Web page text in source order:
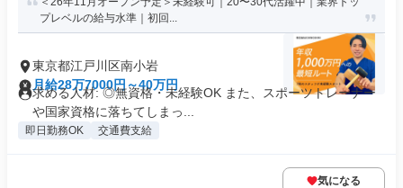
プレベルの給与水準｜初回...
東京都江戸川区南小岩
月給28万7000円～40万円
求める人材: ◎無資格・未経験OK また、スポーツトレーナー
や国家資格に落ちてしまっ...
即日勤務OK 交通費支給
気になる